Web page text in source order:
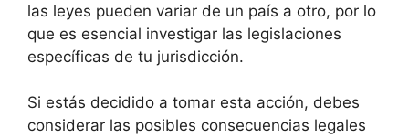
las leyes pueden variar de un país a otro, por lo
que es esencial investigar las legislaciones
específicas de tu jurisdicción.
Si estás decidido a tomar esta acción, debes
considerar las posibles consecuencias legales